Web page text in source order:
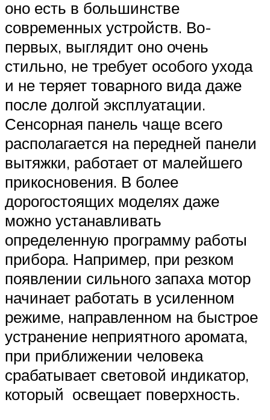
оно есть в большинстве
современных устройств. Во-
первых, выглядит оно очень
стильно, не требует особого ухода
и не теряет товарного вида даже
после долгой эксплуатации.
Сенсорная панель чаще всего
располагается на передней панели
вытяжки, работает от малейшего
прикосновения. В более
дорогостоящих моделях даже
можно устанавливать
определенную программу работы
прибора. Например, при резком
появлении сильного запаха мотор
начинает работать в усиленном
режиме, направленном на быстрое
устранение неприятного аромата,
при приближении человека
срабатывает световой индикатор,
который освещает поверхность.